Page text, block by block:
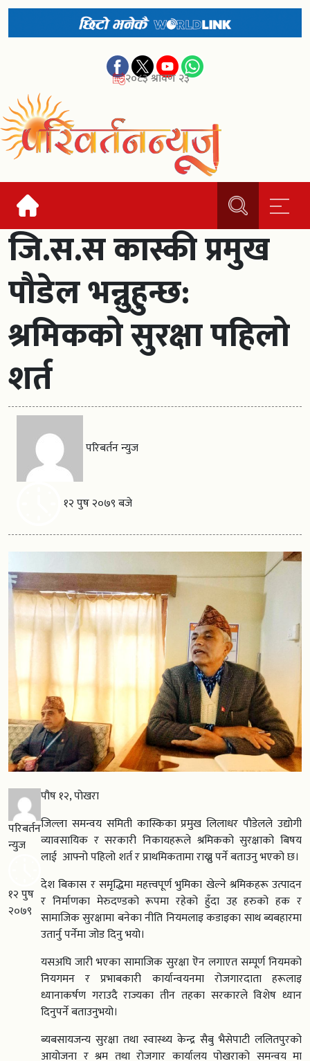
२०८३ श्रावण २३
जि.स.स कास्की प्रमुख
पौडेल भन्नुहुन्छ:
श्रमिकको सुरक्षा पहिलो
शर्त
परिबर्तन न्युज
१२ पुष २०७९ बजे
परिबर्तन
न्युज
१२ पुष
२०७९
पौष १२, पोखरा
जिल्ला समन्वय समिती कास्किका प्रमुख लिलाधर पौडेलले उद्योगी
व्यावसायिक र सरकारी निकायहरूले श्रमिकको सुरक्षाको बिषय
लाई आफ्नो पहिलो शर्त र प्राथमिकतामा राख्नु पर्ने बताउनु भएको छ।
देश बिकास र समृद्धिमा महत्त्वपूर्ण भुमिका खेल्ने श्रमिकहरू उत्पादन
र निर्माणका मेरुदण्डको रूपमा रहेको हुँदा उह हरुको हक र
सामाजिक सुरक्षामा बनेका नीति नियमलाइ कडाइका साथ ब्यबहारमा
उतार्नु पर्नेमा जोड दिनु भयो।
यसअघि जारी भएका सामाजिक सुरक्षा ऎन लगाएत सम्पूर्ण नियमको
नियगमन र प्रभाबकारी कार्यान्वयनमा रोजगारदाता हरूलाइ
ध्यानाकर्षण गराउदै राज्यका तीन तहका सरकारले विशेष ध्यान
दिनुपर्ने बताउनुभयो।
ब्यबसायजन्य सुरक्षा तथा स्वास्थ्य केन्द्र सैबु भैसेपाटी ललितपुरको
आयोजना र श्रम तथा रोजगार कार्यालय पोखराको समन्वय मा